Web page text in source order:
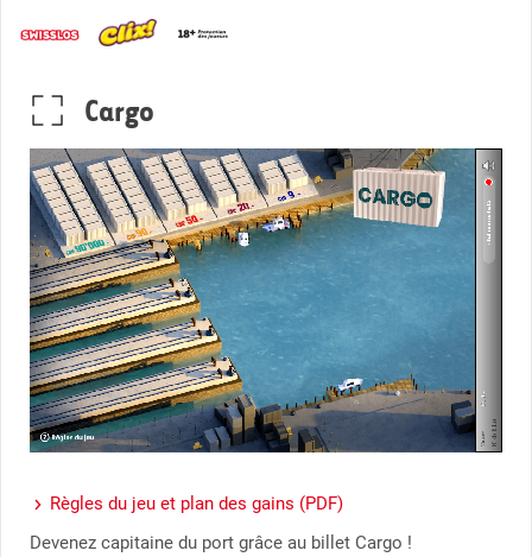
Cargo
Règles du jeu et plan des gains (PDF)
Devenez capitaine du port grâce au billet Cargo !